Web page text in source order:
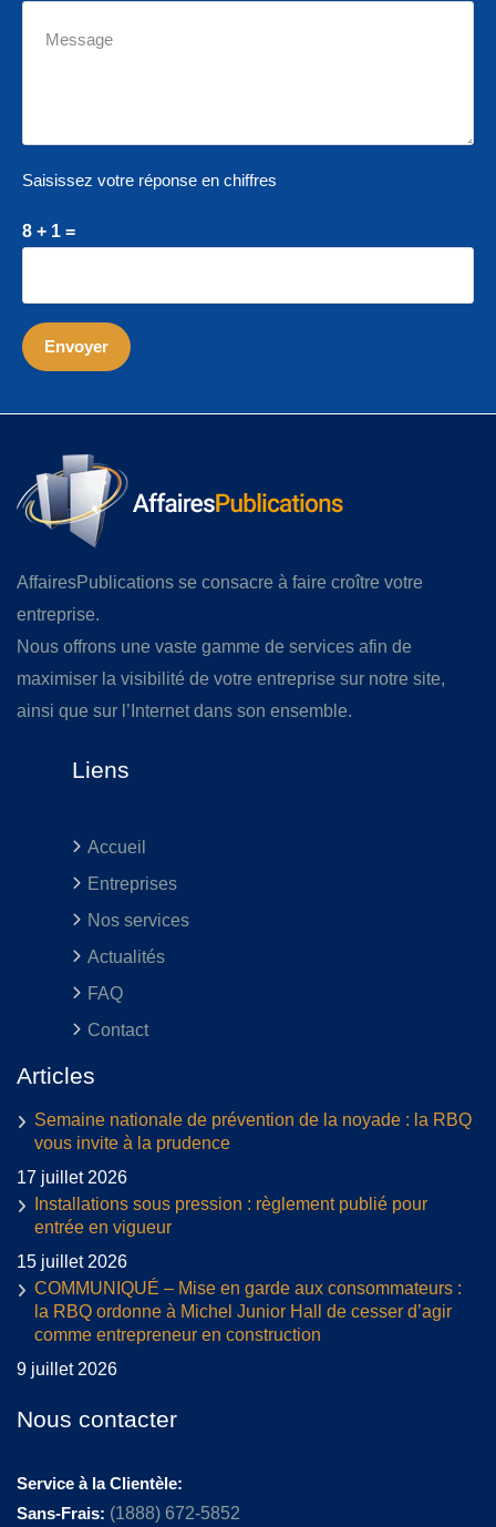
Saisissez votre réponse en chiffres
8 + 1 =
AffairesPublications se consacre à faire croître votre
entreprise.
Nous offrons une vaste gamme de services afin de
maximiser la visibilité de votre entreprise sur notre site,
ainsi que sur l’Internet dans son ensemble.
Liens
Accueil
Entreprises
Nos services
Actualités
FAQ
Contact
Articles
Semaine nationale de prévention de la noyade : la RBQ
vous invite à la prudence
17 juillet 2026
Installations sous pression : règlement publié pour
entrée en vigueur
15 juillet 2026
COMMUNIQUÉ – Mise en garde aux consommateurs :
la RBQ ordonne à Michel Junior Hall de cesser d’agir
comme entrepreneur en construction
9 juillet 2026
Nous contacter
Service à la Clientèle:
Sans-Frais: (1888) 672-5852